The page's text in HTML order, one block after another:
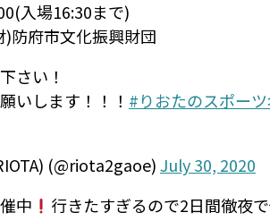
入場16:30まで)
)防府市文化振興財団
さい！
いします！！！ #りおたのスポー
(@riota2gaoe)July 30, 2020
中
行きたすぎるので2日間徹夜